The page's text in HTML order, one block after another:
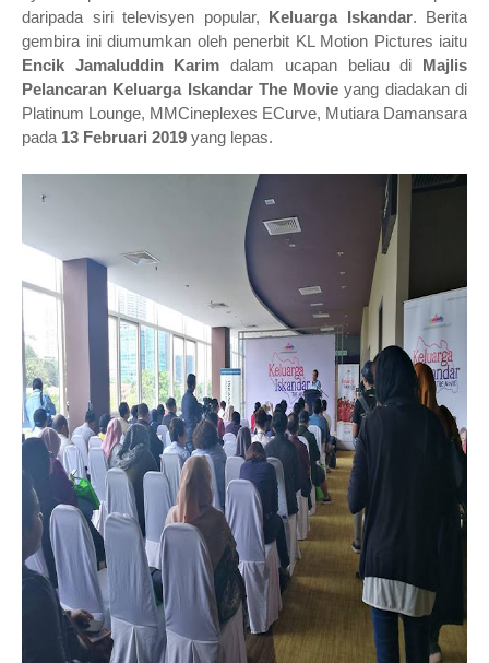
daripada siri televisyen popular, Keluarga Iskandar. Berita
gembira ini diumumkan oleh penerbit KL Motion Pictures iaitu
Encik Jamaluddin Karimdalam ucapan beliau di Majlis
Pelancaran Keluarga Iskandar The Movie yang diadakan di
Platinum Lounge, MMCineplexes ECurve, Mutiara Damansara
pada 13 Februari 2019 yang lepas.